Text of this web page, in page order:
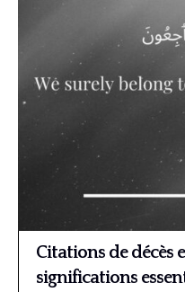
Citations de décès
significations